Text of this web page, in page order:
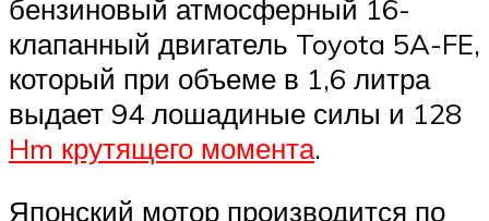
бензиновый атмосферный 16-
клапанный двигатель Toyota 5A-FE,
который при объеме в 1,6 литра
выдает 94 лошадиные силы и 128
Hm крутящего момента.
Японский мотор производится по